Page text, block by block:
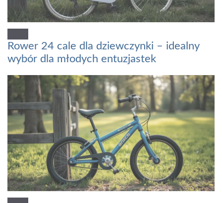
Rower 24 cale dla dziewczynki – idealny
wybór dla młodych entuzjastek